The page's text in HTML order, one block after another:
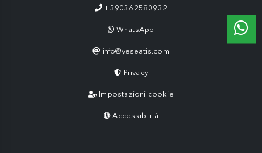
+390362580932
WhatsApp
info@yeseatis.com
Privacy
Impostazioni cookie
Accessibilità